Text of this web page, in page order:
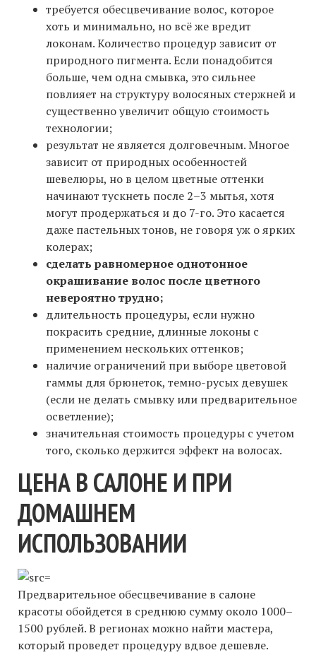
требуется обесцвечивание волос, которое
хоть и минимально, но всё же вредит
локонам. Количество процедур зависит от
природного пигмента. Если понадобится
больше, чем одна смывка, это сильнее
повлияет на структуру волосяных стержней и
существенно увеличит общую стоимость
технологии;
результат не является долговечным. Многое
зависит от природных особенностей
шевелюры, но в целом цветные оттенки
начинают тускнеть после 2–3 мытья, хотя
могут продержаться и до 7-го. Это касается
даже пастельных тонов, не говоря уж о ярких
колерах;
сделать равномерное однотонное
окрашивание волос после цветного
невероятно трудно;
длительность процедуры, если нужно
покрасить средние, длинные локоны с
применением нескольких оттенков;
наличие ограничений при выборе цветовой
гаммы для брюнеток, темно-русых девушек
(если не делать смывку или предварительное
осветление);
значительная стоимость процедуры с учетом
того, сколько держится эффект на волосах.
ЦЕНА В САЛОНЕ И ПРИ
ДОМАШНЕМ
ИСПОЛЬЗОВАНИИ
Предварительное обесцвечивание в салоне
красоты обойдется в среднюю сумму около 1000–
1500 рублей. В регионах можно найти мастера,
который проведет процедуру вдвое дешевле.